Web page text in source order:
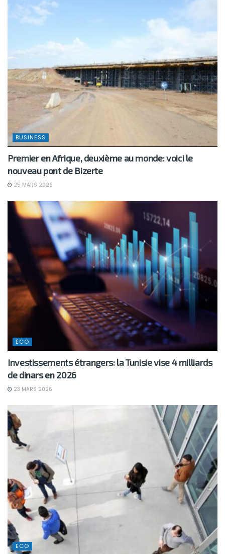
BUSINESS
Premier en Afrique, deuxième au monde: voici le
nouveau pont de Bizerte
25 MARS 2026
ECO
Investissements étrangers: la Tunisie vise 4 milliards
de dinars en 2026
23 MARS 2026
ECO